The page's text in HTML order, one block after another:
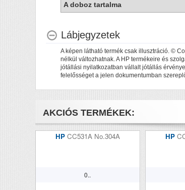
A doboz tartalma
Lábjegyzetek
A képen látható termék csak illusztráció. ©
nélkül változhatnak. A HP termékeire és
jótállási nyilatkozatban vállalt jótállás
felelősséget a jelen dokumentumban
AKCIÓS TERMÉKEK:
HP CC531A No.304A
0..
HP